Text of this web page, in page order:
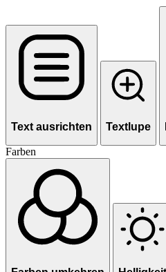
Text ausrichten Textlupe
Farben